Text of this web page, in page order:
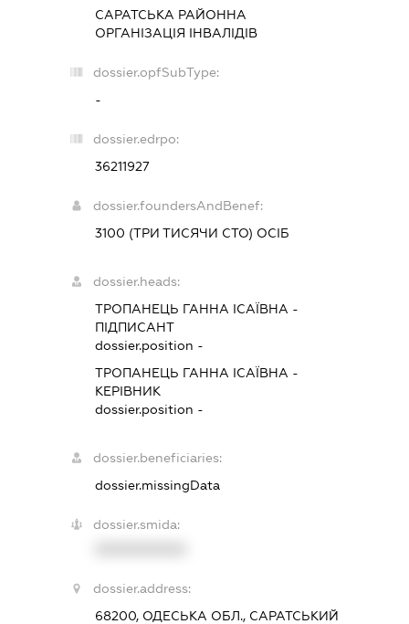
САРАТСЬКА РАЙОННА
ОРГАНІЗАЦІЯ ІНВАЛІДІВ
dossier.opfSubType:
-
dossier.edrpo:
36211927
dossier.foundersAndBenef:
3100 (ТРИ ТИСЯЧИ СТО) ОСІБ
dossier.heads:
ТРОПАНЕЦЬ ГАННА ІСАЇВНА -
ПІДПИСАНТ
dossier.position -
ТРОПАНЕЦЬ ГАННА ІСАЇВНА -
КЕРІВНИК
dossier.position -
dossier.beneficiaries:
dossier.missingData
dossier.smida:
dossier.address:
68200, ОДЕСЬКА ОБЛ., САРАТСЬКИЙ